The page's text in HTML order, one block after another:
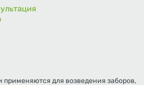
для возведения заборов,